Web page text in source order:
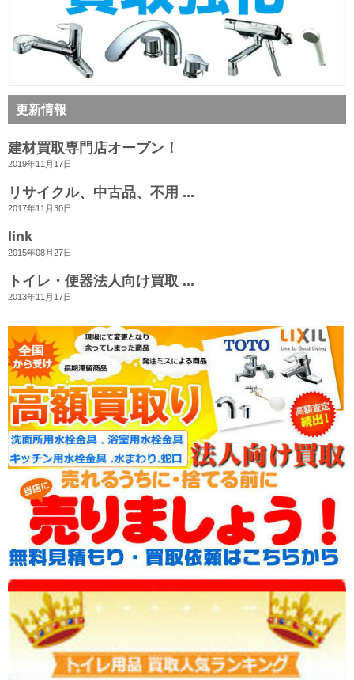
更新情報
建材買取専門店オープン！
2019年11月17日
リサイクル、中古品、不用 ...
2017年11月30日
link
2015年08月27日
トイレ・便器法人向け買取 ...
2013年11月17日